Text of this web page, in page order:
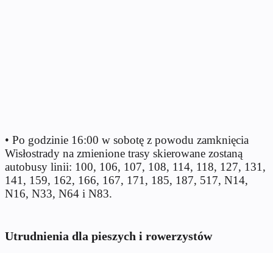
• Po godzinie 16:00 w sobotę z powodu zamknięcia
Wisłostrady na zmienione trasy skierowane zostaną
autobusy linii: 100, 106, 107, 108, 114, 118, 127, 131,
141, 159, 162, 166, 167, 171, 185, 187, 517, N14,
N16, N33, N64 i N83.
Utrudnienia dla pieszych i rowerzystów